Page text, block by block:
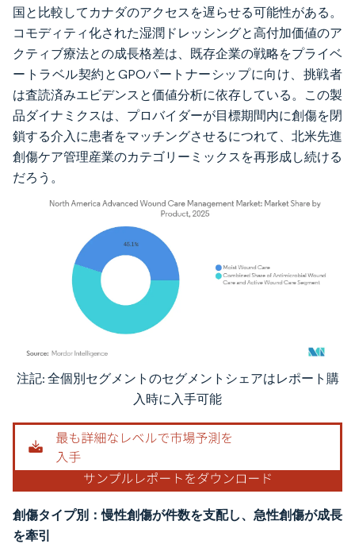
国と比較してカナダのアクセスを遅らせる可能性がある。
コモディティ化された湿潤ドレッシングと高付加価値のア
クティブ療法との成長格差は、既存企業の戦略をプライベ
ートラベル契約とGPOパートナーシップに向け、挑戦者
は査読済みエビデンスと価値分析に依存している。この製
品ダイナミクスは、プロバイダーが目標期間内に創傷を閉
鎖する介入に患者をマッチングさせるにつれて、北米先進
創傷ケア管理産業のカテゴリーミックスを再形成し続ける
だろう。
画像 © Mordor Intelligence。再利用にはCC BY 4.0の表示が必要です。
注記: 全個別セグメントのセグメントシェアはレポート購
入時に入手可能
創傷タイプ別：慢性創傷が件数を支配し、急性創傷が成長
を牽引